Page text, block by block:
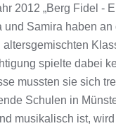
2012 „Berg Fidel -
und Samira haben
altersgemischten
spielte dabei
mussten sie sich
Schulen in
musikalisch ist,